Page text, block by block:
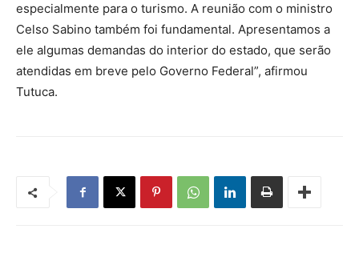
especialmente para o turismo. A reunião com o ministro
Celso Sabino também foi fundamental. Apresentamos a
ele algumas demandas do interior do estado, que serão
atendidas em breve pelo Governo Federal”, afirmou
Tutuca.